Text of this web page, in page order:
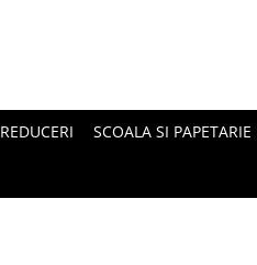
REDUCERI SCOALA SI PAPETARIE